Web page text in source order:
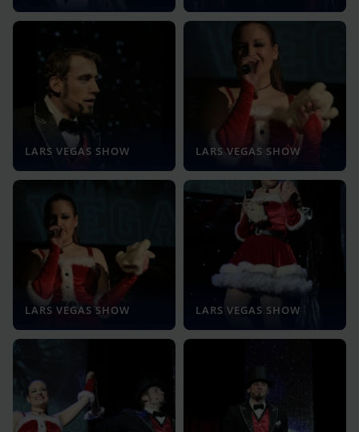
LARS VEGAS SHOW LARS VEGAS SHOW
LARS VEGAS SHOW LARS VEGAS SHOW